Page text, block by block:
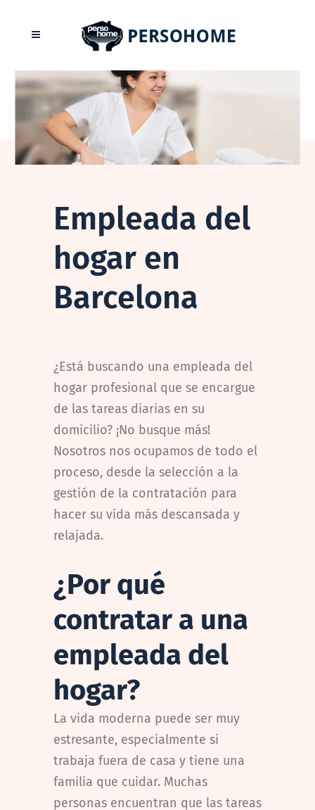
Empleada del
hogar en
Barcelona
¿Está buscando una empleada del
hogar profesional que se encargue
de las tareas diarias en su
domicilio? ¡No busque más!
Nosotros nos ocupamos de todo el
proceso, desde la selección a la
gestión de la contratación para
hacer su vida más descansada y
relajada.
¿Por qué
contratar a una
empleada del
hogar?
La vida moderna puede ser muy
estresante, especialmente si
trabaja fuera de casa y tiene una
familia que cuidar. Muchas
personas encuentran que las tareas